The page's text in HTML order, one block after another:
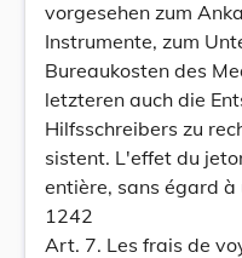
vorgesehen zum
Instrumente, zum
Bureaukosten des
letzteren auch die
Hilfsschreibers zu
sistent. L'effet du
entière, sans égard à
1242
Art. 7. Les frais de